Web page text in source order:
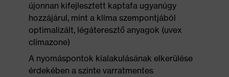
újonnan kifejlesztett kaptafa ugyanúgy
hozzájárul, mint a klíma szempontjából
optimalizált, légáteresztő anyagok (uvex
climazone)
A nyomáspontok kialakulásának elkerülése
érdekében a szinte varratmentes